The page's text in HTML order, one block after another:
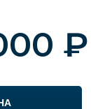
₽